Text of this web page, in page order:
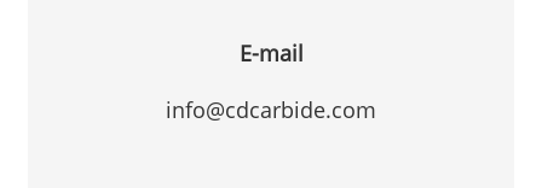
E-mail
info@cdcarbide.com